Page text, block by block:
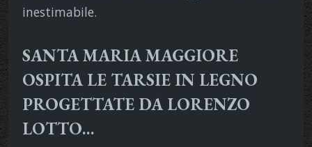
inestimabile.
SANTA MARIA MAGGIORE
OSPITA LE TARSIE IN LEGNO
PROGETTATE DA LORENZO
LOTTO…